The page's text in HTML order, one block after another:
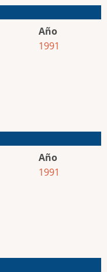
Año
1991
Año
1991